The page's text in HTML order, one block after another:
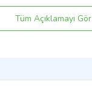
Tüm Açıklamayı Gör